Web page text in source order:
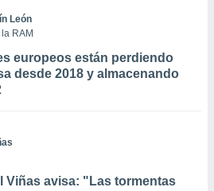
León
RAM
europeos están perdiendo
desde 2018 y almacenando
Viñas avisa: "Las tormentas